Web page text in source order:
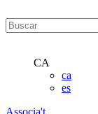
CA
ca
es
Associa't